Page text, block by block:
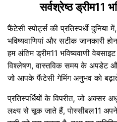
सर्वश्रेष्ठ ड्रीम11
फैंटेसी स्पोर्ट्स की प्रतिस्पर्धी दुनिया
भविष्यवाणियां और सटीक जानकारी
हम अंतिम ड्रीम11 भविष्यवाणी
विश्लेषण, वास्तविक समय के अपडेट
जो आपके फैंटेसी गेमिंग अनुभव को
प्रतिस्पर्धियों के विपरीत, जो अक्सर
लक्ष्य से चूक जाते हैं, पोस्सीबल11